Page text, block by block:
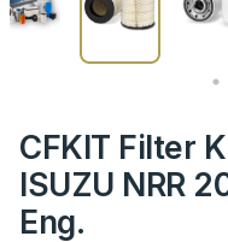
CFKIT Filter
ISUZU NRR
Eng.